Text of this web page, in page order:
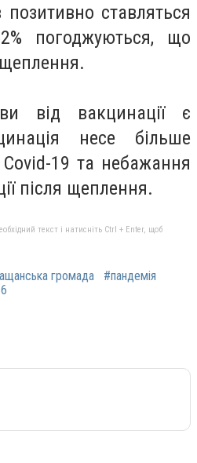
позитивно ставляться
погоджуються, що
від вакцинації є
несе більше
19 та небажання
після щеплення.
текст і натисніть Ctrl + Enter, щоб
громада
#пандемія